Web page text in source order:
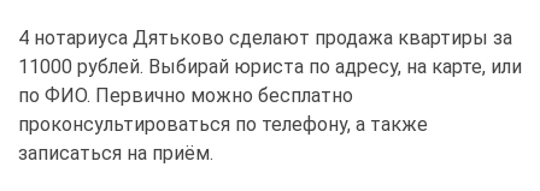
4 нотариуса Дятьково сделают продажа квартиры за
11000 рублей. Выбирай юриста по адресу, на карте, или
по ФИО. Первично можно бесплатно
проконсультироваться по телефону, а также
записаться на приём.